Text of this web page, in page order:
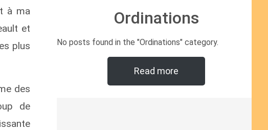
à ma
et
plus
des
de
Ordinations
No posts found in the "Ordinations" category.
Read more